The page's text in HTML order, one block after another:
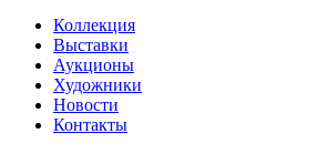
Коллекция
Выставки
Аукционы
Художники
Новости
Контакты